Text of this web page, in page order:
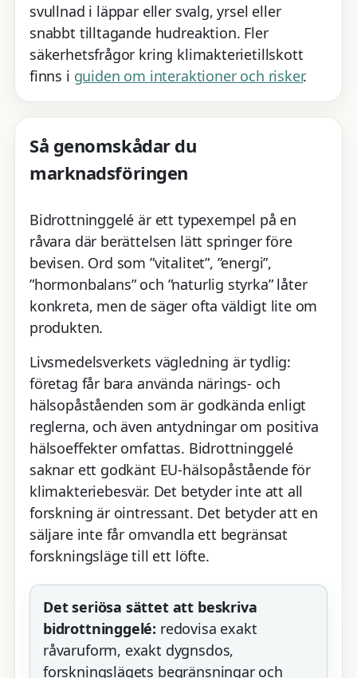
svullnad i läppar eller svalg, yrsel eller
snabbt tilltagande hudreaktion. Fler
säkerhetsfrågor kring klimakterietillskott
finns i guiden om interaktioner och risker.
Så genomskådar du
marknadsföringen
Bidrottninggelé är ett typexempel på en
råvara där berättelsen lätt springer före
bevisen. Ord som ”vitalitet”, ”energi”,
”hormonbalans” och ”naturlig styrka” låter
konkreta, men de säger ofta väldigt lite om
produkten.
Livsmedelsverkets vägledning är tydlig:
företag får bara använda närings- och
hälsopåståenden som är godkända enligt
reglerna, och även antydningar om positiva
hälsoeffekter omfattas. Bidrottninggelé
saknar ett godkänt EU-hälsopåstående för
klimakteriebesvär. Det betyder inte att all
forskning är ointressant. Det betyder att en
säljare inte får omvandla ett begränsat
forskningsläge till ett löfte.
Det seriösa sättet att beskriva
bidrottninggelé: redovisa exakt
råvaruform, exakt dygnsdos,
forskningslägets begränsningar och